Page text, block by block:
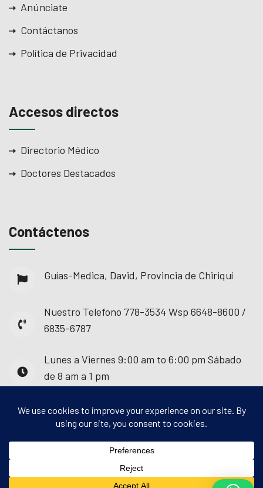
Anúnciate
Contáctanos
Política de Privacidad
Accesos directos
Directorio Médico
Doctores Destacados
Contáctenos
Guías-Medica, David, Provincia de Chiriquí
Nuestro Telefono 778-3534 Wsp 6648-8600 /
6835-6787
Lunes a Viernes 9:00 am to 6:00 pm Sábado
de 8 am a 1 pm
© 2025 - Guías Médica. Todos los derechos
reservados.